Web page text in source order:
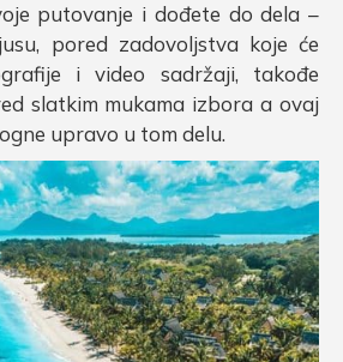
putovanje i dođete do dela –
pored zadovoljstva koje će
i video sadržaji, takođe
slatkim mukama izbora a ovaj
upravo u tom delu.